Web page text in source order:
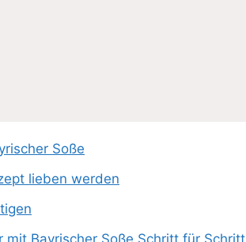
Soße
lieben werden
mit Bayrischer Soße Schritt für Schritt